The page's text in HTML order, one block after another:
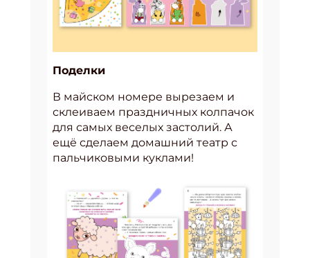
Поделки
В майском номере вырезаем и
склеиваем праздничных колпачок
для самых веселых застолий. А
ещё сделаем домашний театр с
пальчиковыми куклами!